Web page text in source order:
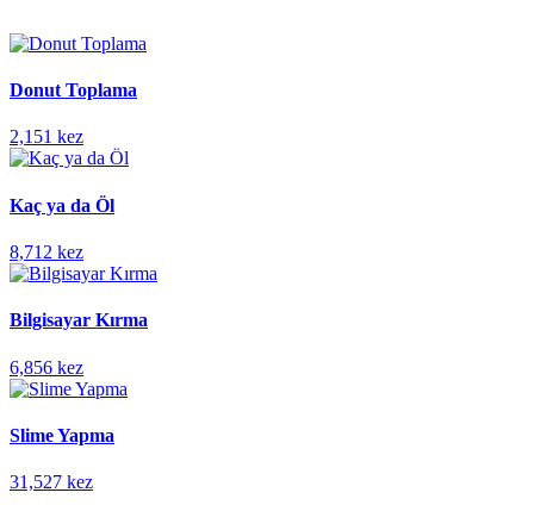
Donut Toplama
2,151 kez
Kaç ya da Öl
8,712 kez
Bilgisayar Kırma
6,856 kez
Slime Yapma
31,527 kez